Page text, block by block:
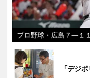
プロ野球・広島７―１
「デジ